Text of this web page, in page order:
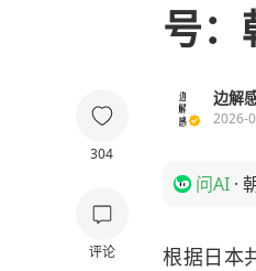
304
评论
号：
边解
2026-
问AI ·
根据日本